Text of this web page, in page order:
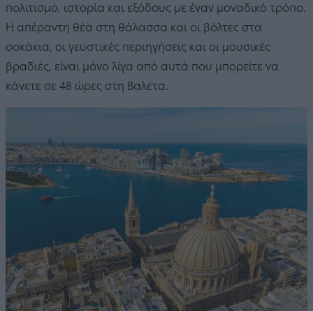
πολιτισμό, ιστορία και εξόδους με έναν μοναδικό τρόπο.
Η απέραντη θέα στη θάλασσα και οι βόλτες στα
σοκάκια, οι γευστικές περιηγήσεις και οι μουσικές
βραδιές, είναι μόνο λίγα από αυτά που μπορείτε να
κάνετε σε 48 ώρες στη Βαλέτα.